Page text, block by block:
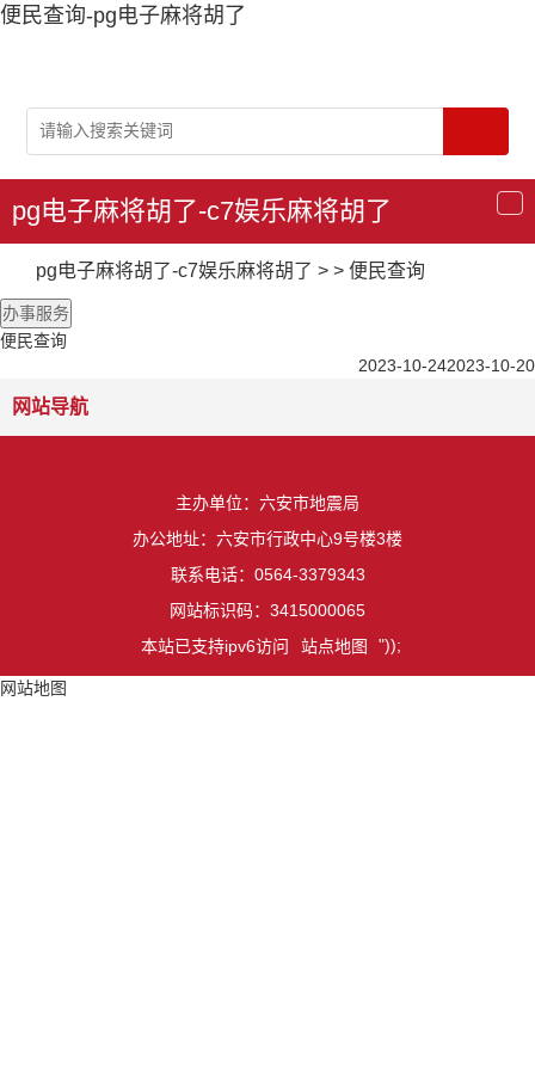
便民查询-pg电子麻将胡了
导
航
pg电子麻将胡了-c7娱乐麻将胡了
pg电子麻将胡了-c7娱乐麻将胡了 > > 便民查询
办事服务
便民查询
2023-10-20
2023-10-24
网站导航
主办单位：六安市地震局
办公地址：六安市行政中心9号楼3楼
联系电话：0564-3379343
网站标识码：3415000065
本站已支持ipv6访问
站点地图 "));
网站地图